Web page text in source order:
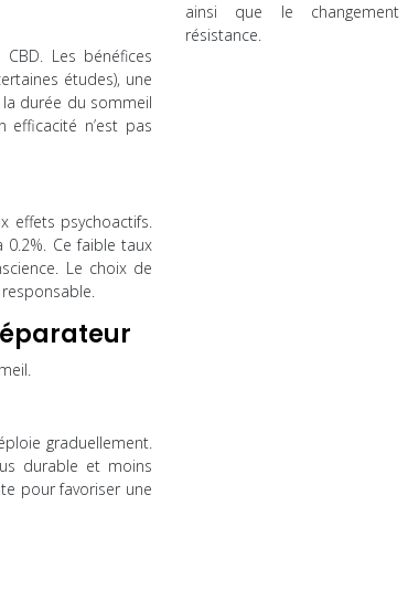
Les bénéfices
études), une
durée du sommeil
n’est pas
effets psychoactifs.
Ce faible taux
Le choix de
graduellement.
durable et moins
pour favoriser une
ainsi que le
résistance.